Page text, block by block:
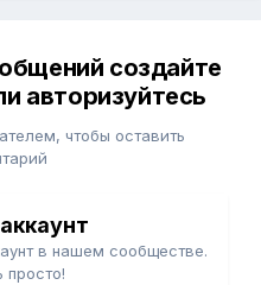
создайте
авторизуйтесь
чтобы оставить
в нашем сообществе.
просто!